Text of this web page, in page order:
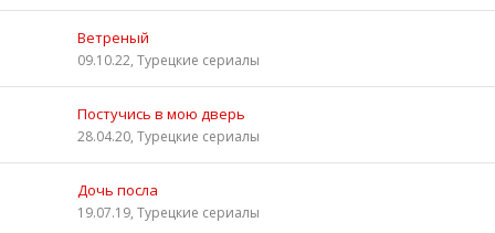
Ветреный
09.10.22, Турецкие сериалы
Постучись в мою дверь
28.04.20, Турецкие сериалы
Дочь посла
19.07.19, Турецкие сериалы